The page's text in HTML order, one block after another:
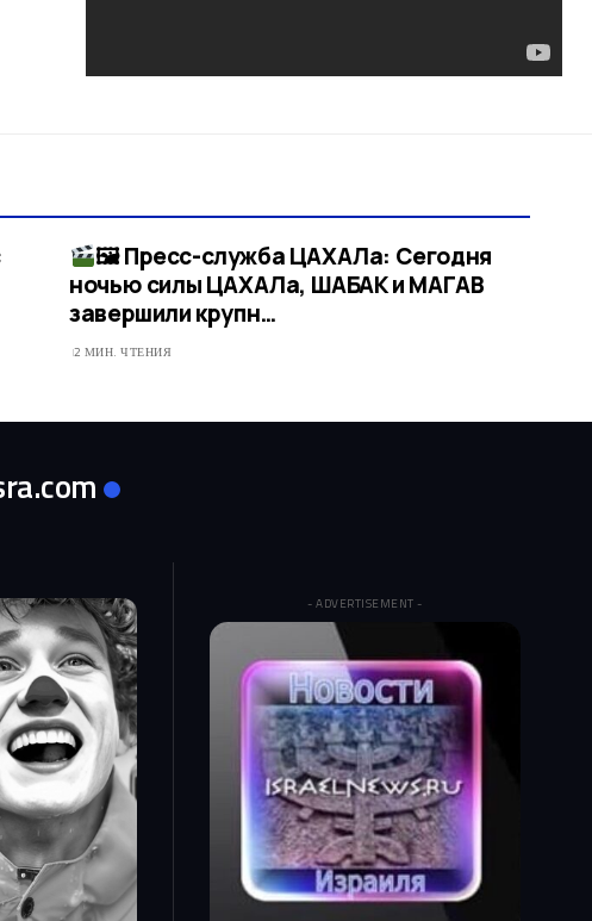
🖼 Пресс-служба ЦАХАЛа: Сегодня
ночью силы ЦАХАЛа, ШАБАК и МАГАВ
завершили крупн…​
2 МИН. ЧТЕНИЯ
- ADVERTISEMENT -